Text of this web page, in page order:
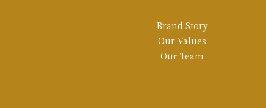
Brand Story
Our Values
Our Team